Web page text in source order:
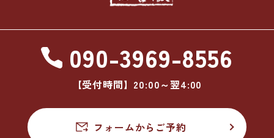
090-3969-8556
【受付時間】20:00～翌4:00
フォームからご予約